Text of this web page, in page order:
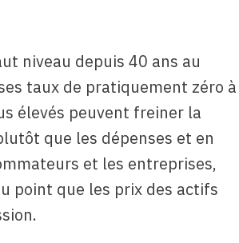
niveau depuis 40 ans au
taux de pratiquement zéro à
élevés peuvent freiner la
que les dépenses et en
et les entreprises,
point que les prix des actifs